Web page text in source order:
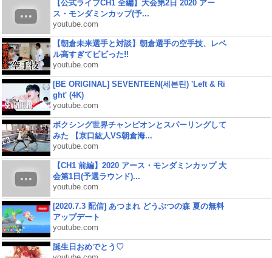
【公式ライブCH1 全編】大会第2日 2020 アー
ス・モンダミンカップ(予...
youtube.com
【朝倉未来選手と対談】朝倉選手の空手技、レベ
ル高すぎてビビった!!
youtube.com
[BE ORIGINAL] SEVENTEEN(세븐틴) 'Left & Ri
ght' (4K)
youtube.com
ボクシング世界チャンピオンとスパーリングして
みた 【京口紘人VS朝倉海...
youtube.com
【CH1 前編】2020 アース・モンダミンカップ 大
会第1日(予選ラウンド)...
youtube.com
[2020.7.3 配信] あつまれ どうぶつの森 夏の無料
アップデート
youtube.com
誕生日おめでとう♡